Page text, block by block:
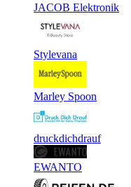
JACOB Elektronik
Stylevana
Marley Spoon
druckdichdrauf
EWANTO